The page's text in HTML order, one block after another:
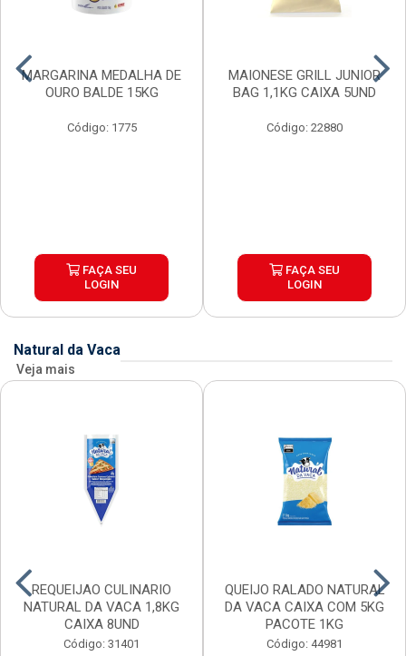
MARGARINA MEDALHA DE
OURO BALDE 15KG
Código: 1775
FAÇA SEU
LOGIN
MAIONESE GRILL JUNIOR
BAG 1,1KG CAIXA 5UND
Código: 22880
FAÇA SEU
LOGIN
Natural da Vaca
Veja mais
REQUEIJAO CULINARIO
NATURAL DA VACA 1,8KG
CAIXA 8UND
Código: 31401
QUEIJO RALADO NATURAL
DA VACA CAIXA COM 5KG
PACOTE 1KG
Código: 44981